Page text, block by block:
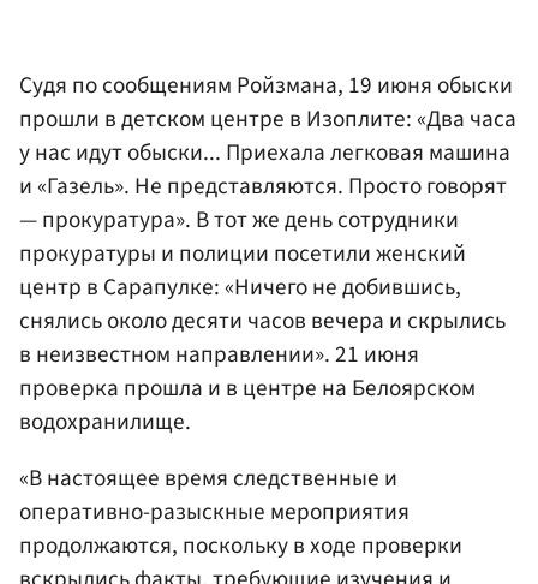
Судя по сообщениям Ройзмана, 19 июня обыски
прошли в детском центре в Изоплите: «Два часа
у нас идут обыски... Приехала легковая машина
и «Газель». Не представляются. Просто говорят
— прокуратура». В тот же день сотрудники
прокуратуры и полиции посетили женский
центр в Сарапулке: «Ничего не добившись,
снялись около десяти часов вечера и скрылись
в неизвестном направлении». 21 июня
проверка прошла и в центре на Белоярском
водохранилище.
«В настоящее время следственные и
оперативно-разыскные мероприятия
продолжаются, поскольку в ходе проверки